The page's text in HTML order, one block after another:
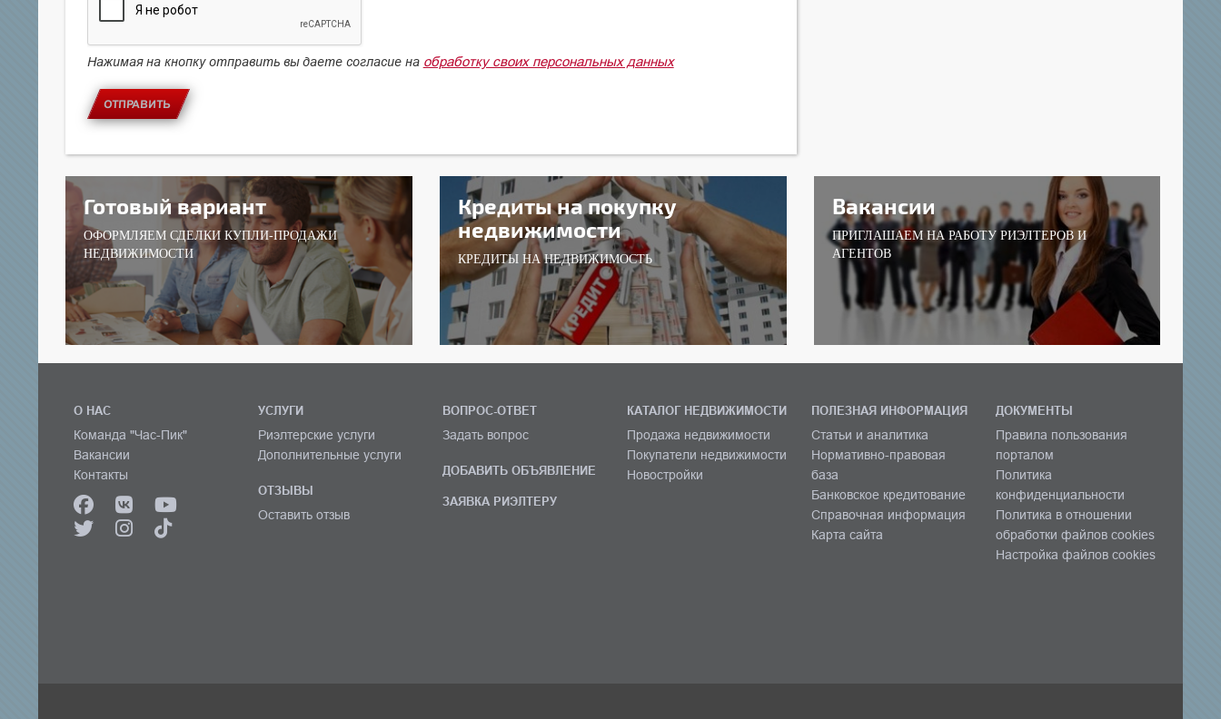
Нажимая на кнопку отправить вы даете согласие на обработку своих персональных данных
ОТПРАВИТЬ
Готовый вариант
ОФОРМЛЯЕМ СДЕЛКИ КУПЛИ-ПРОДАЖИ
НЕДВИЖИМОСТИ
Кредиты на покупку
недвижимости
КРЕДИТЫ НА НЕДВИЖИМОСТЬ
Вакансии
ПРИГЛАШАЕМ НА РАБОТУ РИЭЛТЕРОВ И
АГЕНТОВ
О НАС
Команда "Час-Пик"
Вакансии
Контакты
УСЛУГИ
Риэлтерские услуги
Дополнительные услуги
ОТЗЫВЫ
Оставить отзыв
ВОПРОС-ОТВЕТ
Задать вопрос
ДОБАВИТЬ ОБЪЯВЛЕНИЕ
ЗАЯВКА РИЭЛТЕРУ
КАТАЛОГ НЕДВИЖИМОСТИ
Продажа недвижимости
Покупатели недвижимости
Новостройки
ПОЛЕЗНАЯ ИНФОРМАЦИЯ
Статьи и аналитика
Нормативно-правовая
база
Банковское кредитование
Справочная информация
Карта сайта
ДОКУМЕНТЫ
Правила пользования
порталом
Политика
конфиденциальности
Политика в отношении
обработки файлов cookies
Настройка файлов cookies